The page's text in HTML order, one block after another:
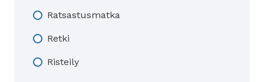
Ratsastusmatka
Retki
Risteily